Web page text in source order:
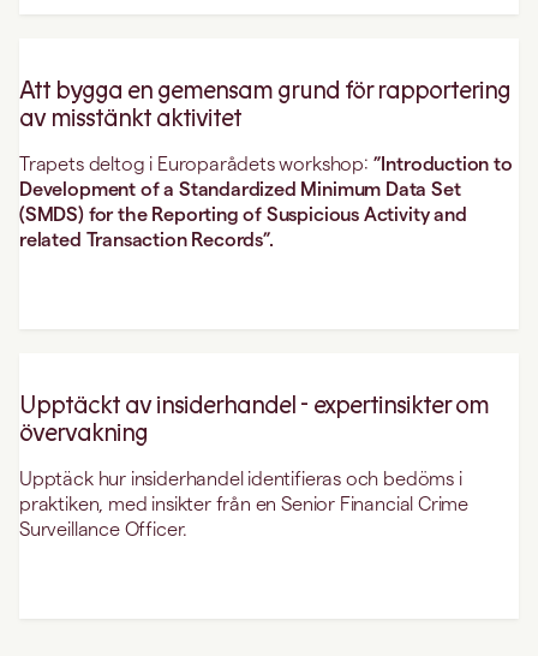
Att bygga en gemensam grund för rapportering
av misstänkt aktivitet
Trapets deltog i Europarådets workshop: ”Introduction to
Development of a Standardized Minimum Data Set
(SMDS) for the Reporting of Suspicious Activity and
related Transaction Records”.
Upptäckt av insiderhandel - expertinsikter om
övervakning
Upptäck hur insiderhandel identifieras och bedöms i
praktiken, med insikter från en Senior Financial Crime
Surveillance Officer.